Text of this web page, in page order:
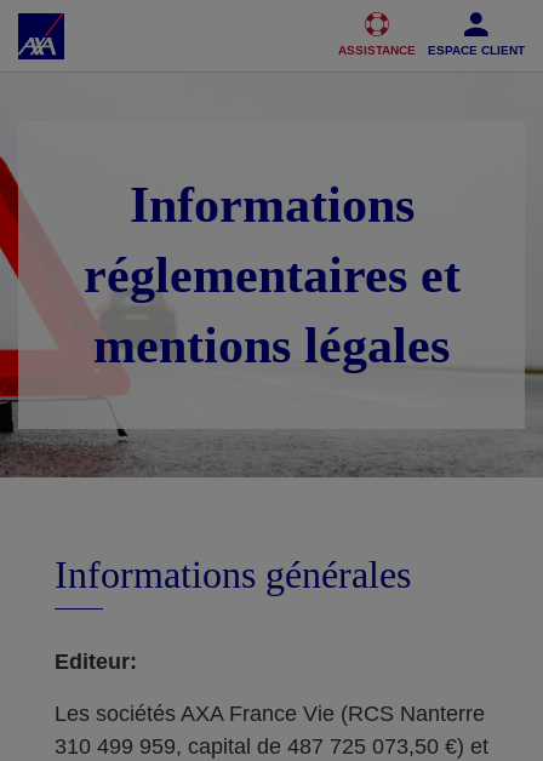
Accéder au Contenu Accéder au Pied de page
ASSISTANCE ESPACE CLIENT
Informations
réglementaires et
mentions légales
Informations générales
Editeur:
Les sociétés AXA France Vie (RCS Nanterre
310 499 959, capital de 487 725 073,50 €) et